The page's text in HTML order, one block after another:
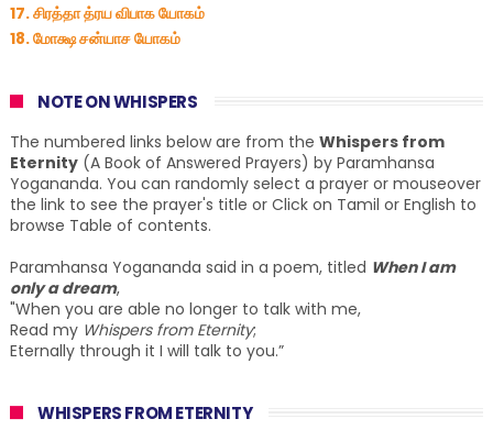
17. சிரத்தா த்ரய விபாக யோகம்
18. மோக்ஷ சன்யாச யோகம்
NOTE ON WHISPERS
The numbered links below are from the Whispers from
Eternity(A Book of Answered Prayers) by Paramhansa
Yogananda. You can randomly select a prayer or mouseover
the link to see the prayer's title or Click on Tamil or English to
browse Table of contents.
Paramhansa Yogananda said in a poem, titled When I am
only a dream,
"When you are able no longer to talk with me,
Read my Whispers from Eternity;
Eternally through it I will talk to you.”
WHISPERS FROM ETERNITY